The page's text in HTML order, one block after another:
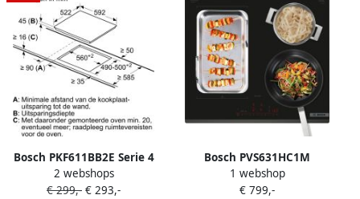
Bosch PKF611BB2E Serie 4
Inbouw keramische
kookplaat 60 cm Touch
2 webshops
€ 299,- € 293,-
Bosch PVS631HC1M
EXCLUSIV Inbouw
inductiekookplaat Zwart
1 webshop
€ 799,-